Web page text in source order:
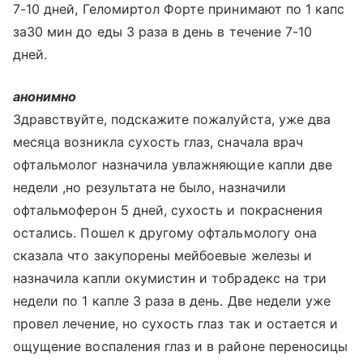
7-10 дней, Геломиртол Форте принимают по 1 капс
за30 мин до еды 3 раза в день в течение 7-10
дней.
анонимно
Здравствуйте, подскажите пожалуйста, уже два
месяца возникла сухость глаз, сначала врач
офтальмолог назначила увлажняющие капли две
недели ,но результата не было, назначили
офтальмоферон 5 дней, сухость и покраснения
остались. Пошел к другому офтальмологу она
сказала что закупорены мейбоевые железы и
назначила капли окумистин и тобрадекс на три
недели по 1 капле 3 раза в день. Две недели уже
провел лечение, но сухость глаз так и остается и
ощущение воспаления глаз и в районе переносицы